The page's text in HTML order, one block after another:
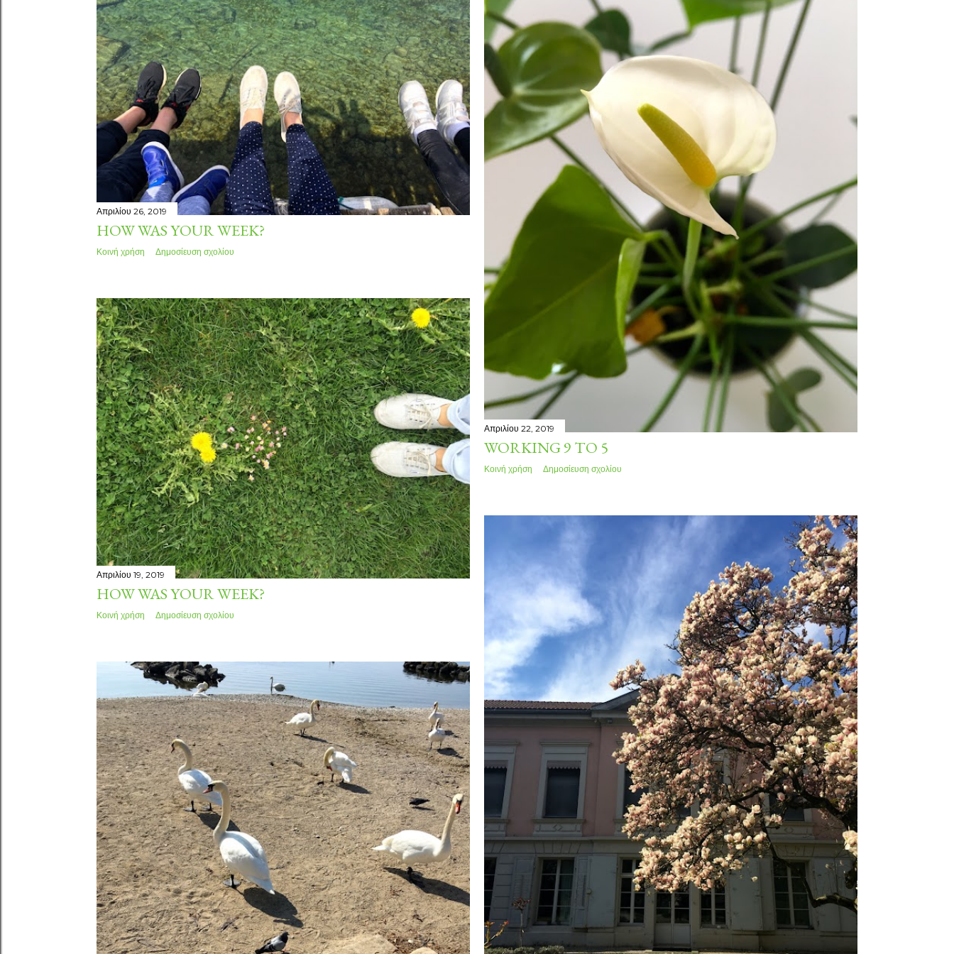
ή
σ
ε
ι
Απριλίου 26, 2019
HOW WAS YOUR WEEK?
Κοινή χρήση Δημοσίευση σχολίου
Απριλίου 22, 2019
WORKING 9 TO 5
Κοινή χρήση Δημοσίευση σχολίου
Απριλίου 19, 2019
HOW WAS YOUR WEEK?
Κοινή χρήση Δημοσίευση σχολίου